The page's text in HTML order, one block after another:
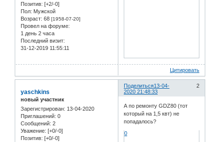
Позитив: [+2/-0]
Пол: Мужской
Возраст: 68 [1958-07-20]
Провел на форуме:
1 день 2 часа
Последний визит:
31-12-2019 11:55:11
Цитировать
Поделиться 2
13-04-
2020 21:48:33
yaschkins
новый участник
Зарегистрирован: 13-04-2020
Приглашений: 0
Сообщений: 2
Уважение: [+0/-0]
Позитив: [+0/-0]
А по ремонту GDZ80 (тот
который на 1,5 квт) не
попадалось?
0